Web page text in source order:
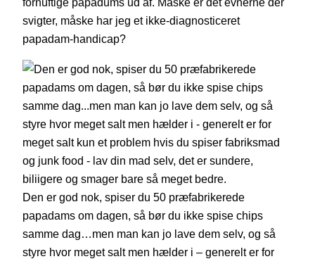
svigter, måske har jeg et ikke-diagnosticeret
papadam-handicap?
Den er god nok, spiser du 50 præfabrikerede
papadams om dagen, så bør du ikke spise chips
samme dag…men man kan jo lave dem selv, og så
styre hvor meget salt men hælder i – generelt er for